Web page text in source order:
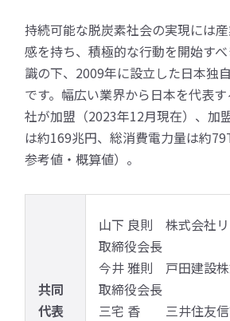
持続可能な脱炭素社会の実現には
感を持ち、積極的な行動を開始す
識の下、2009年に設立した日本独
です。幅広い業界から日本を代表
社が加盟（2023年12月現在）、加
は約169兆円、総消費電力量は約
参考値・概算値）。
共同
代表
山下 良則 株式会
取締役会長
今井 雅則 戸田建設
取締役会長
三宅 香 三井住友信